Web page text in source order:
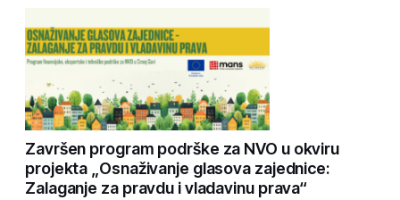
Završen program podrške za NVO u okviru
projekta „Osnaživanje glasova zajednice:
Zalaganje za pravdu i vladavinu prava“